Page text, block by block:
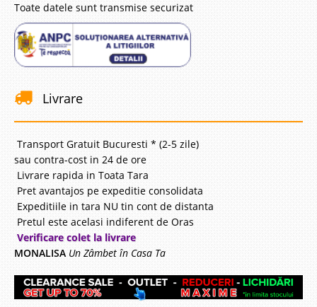
Toate datele sunt transmise securizat
Livrare
Transport Gratuit Bucuresti * (2-5 zile)
sau contra-cost in 24 de ore
Livrare rapida in Toata Tara
Pret avantajos pe expeditie consolidata
Expeditiile in tara NU tin cont de distanta
Pretul este acelasi indiferent de Oras
Verificare colet la livrare
MONALISA Un Zâmbet în Casa Ta